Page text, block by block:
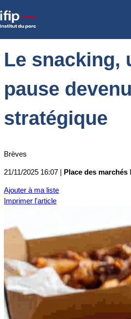
Accueil Actualités
une pause devenue stratégique
Le snacking,
pause
stratégique
Brèves
21/11/2025 16:07 | Place des marchés
Ajouter à ma liste
Imprimer l'article